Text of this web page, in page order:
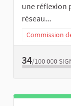
une réflexion
réseau...
Commission
34/100 000